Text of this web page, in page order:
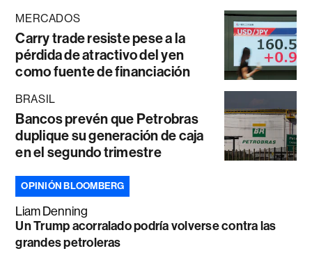
MERCADOS
Carry trade resiste pese a la
pérdida de atractivo del yen
como fuente de financiación
BRASIL
Bancos prevén que Petrobras
duplique su generación de caja
en el segundo trimestre
OPINIÓN BLOOMBERG
Liam Denning
Un Trump acorralado podría volverse contra las
grandes petroleras